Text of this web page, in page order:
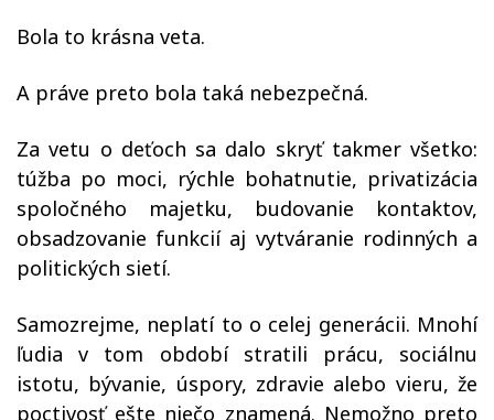
Bola to krásna veta.
A práve preto bola taká nebezpečná.
Za vetu o deťoch sa dalo skryť takmer všetko:
túžba po moci, rýchle bohatnutie, privatizácia
spoločného majetku, budovanie kontaktov,
obsadzovanie funkcií aj vytváranie rodinných a
politických sietí.
Samozrejme, neplatí to o celej generácii. Mnohí
ľudia v tom období stratili prácu, sociálnu
istotu, bývanie, úspory, zdravie alebo vieru, že
poctivosť ešte niečo znamená. Nemožno preto